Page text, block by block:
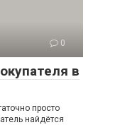
0
в
просто
найдётся